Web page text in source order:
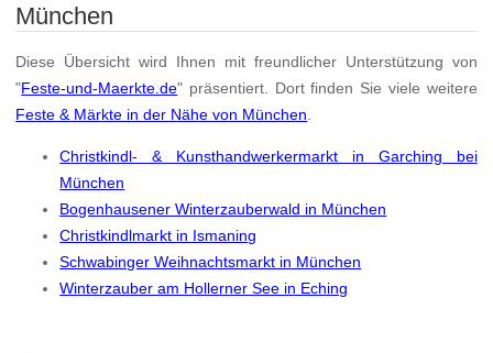
München
Diese Übersicht wird Ihnen mit freundlicher Unterstützung von
"Feste-und-Maerkte.de" präsentiert. Dort finden Sie viele weitere
Feste & Märkte in der Nähe von München
Christkindl- & Kunsthandwerkermarkt in Garching bei
München
Bogenhausener Winterzauberwald in München
Christkindlmarkt in Ismaning
Schwabinger Weihnachtsmarkt in München
Winterzauber am Hollerner See in Eching